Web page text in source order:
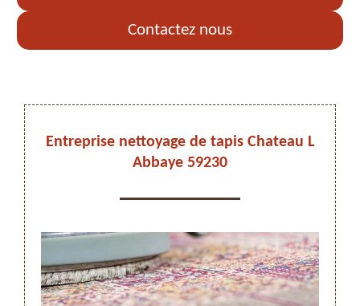
Contactez nous
Entreprise nettoyage de tapis Chateau L
Abbaye 59230